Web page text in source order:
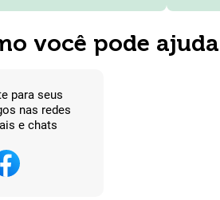
você pode
para seus
nas redes
e chats